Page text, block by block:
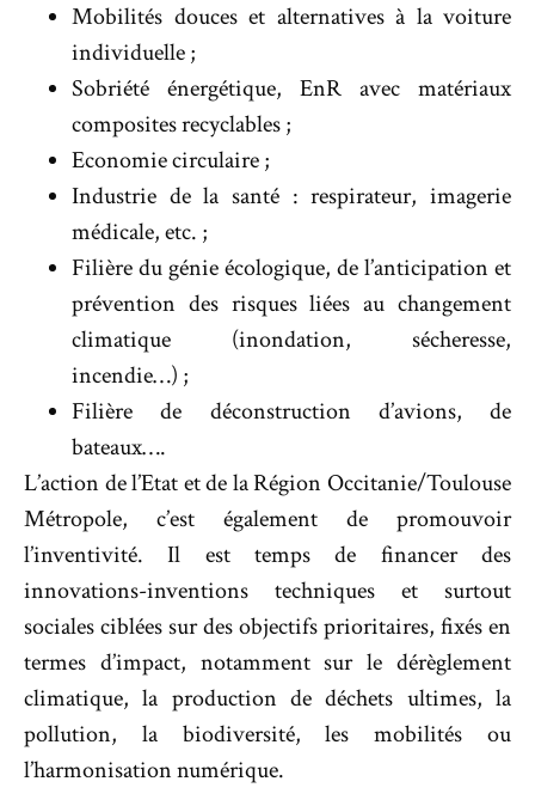
Mobilités douces et alternatives à la voiture
individuelle ;
Sobriété énergétique, EnR avec matériaux
composites recyclables ;
Economie circulaire ;
Industrie de la santé : respirateur, imagerie
médicale, etc. ;
Filière du génie écologique, de l’anticipation et
prévention des risques liées au changement
climatique (inondation, sécheresse,
incendie…) ;
Filière de déconstruction d’avions, de
bateaux….
L’action de l’Etat et de la Région Occitanie/Toulouse
Métropole, c’est également de promouvoir
l’inventivité. Il est temps de financer des
innovations-inventions techniques et surtout
sociales ciblées sur des objectifs prioritaires, fixés en
termes d’impact, notamment sur le dérèglement
climatique, la production de déchets ultimes, la
pollution, la biodiversité, les mobilités ou
l’harmonisation numérique.